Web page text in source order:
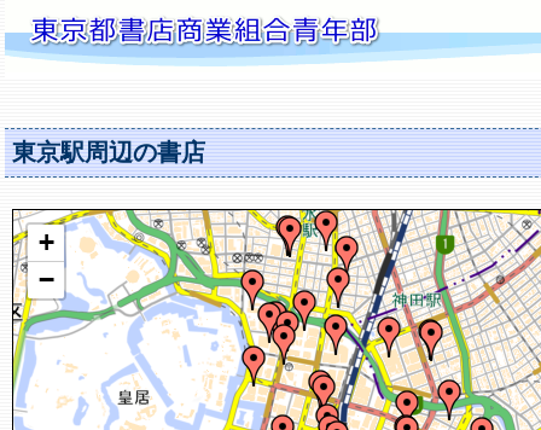
東京駅周辺の書店
+
−